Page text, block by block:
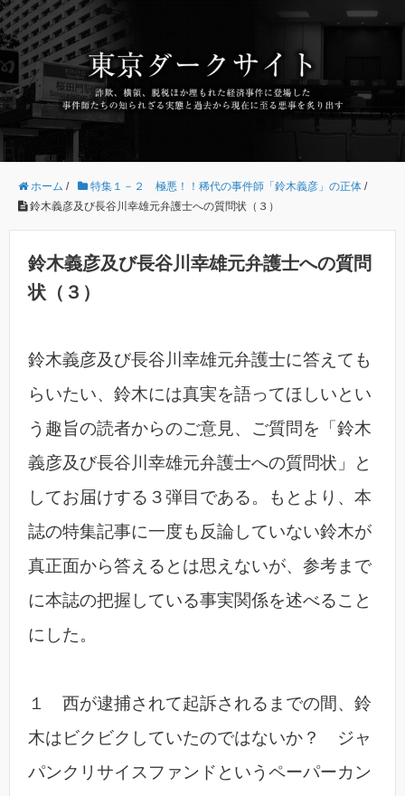
ホーム / 特集１－２ 極悪！！稀代の事件師「鈴木義彦」の正体 /
鈴木義彦及び長谷川幸雄元弁護士への質問状（３）
鈴木義彦及び長谷川幸雄元弁護士への質問
状（３）
鈴木義彦及び長谷川幸雄元弁護士に答えても
らいたい、鈴木には真実を語ってほしいとい
う趣旨の読者からのご意見、ご質問を「鈴木
義彦及び長谷川幸雄元弁護士への質問状」と
してお届けする３弾目である。もとより、本
誌の特集記事に一度も反論していない鈴木が
真正面から答えるとは思えないが、参考まで
に本誌の把握している事実関係を述べること
にした。
１ 西が逮捕されて起訴されるまでの間、鈴
木はビクビクしていたのではないか？ ジャ
パンクリサイスファンドというペーパーカン